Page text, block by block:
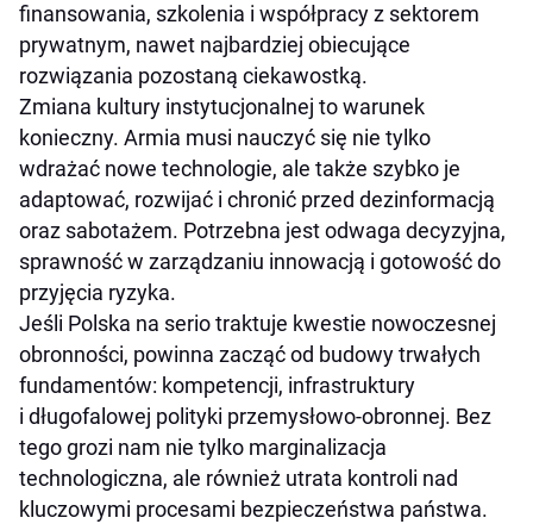
finansowania, szkolenia i współpracy z sektorem
prywatnym, nawet najbardziej obiecujące
rozwiązania pozostaną ciekawostką.
Zmiana kultury instytucjonalnej to warunek
konieczny. Armia musi nauczyć się nie tylko
wdrażać nowe technologie, ale także szybko je
adaptować, rozwijać i chronić przed dezinformacją
oraz sabotażem. Potrzebna jest odwaga decyzyjna,
sprawność w zarządzaniu innowacją i gotowość do
przyjęcia ryzyka.
Jeśli Polska na serio traktuje kwestie nowoczesnej
obronności, powinna zacząć od budowy trwałych
fundamentów: kompetencji, infrastruktury
i długofalowej polityki przemysłowo-obronnej. Bez
tego grozi nam nie tylko marginalizacja
technologiczna, ale również utrata kontroli nad
kluczowymi procesami bezpieczeństwa państwa.